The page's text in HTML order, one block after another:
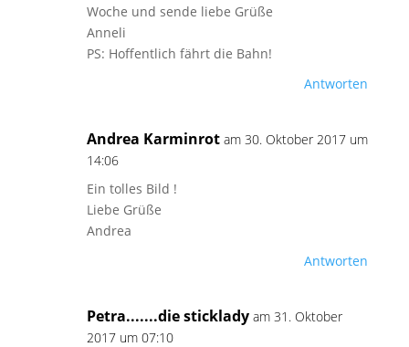
Woche und sende liebe Grüße
Anneli
PS: Hoffentlich fährt die Bahn!
Antworten
Andrea Karminrot am 30. Oktober 2017 um
14:06
Ein tolles Bild !
Liebe Grüße
Andrea
Antworten
Petra.......die sticklady am 31. Oktober
2017 um 07:10